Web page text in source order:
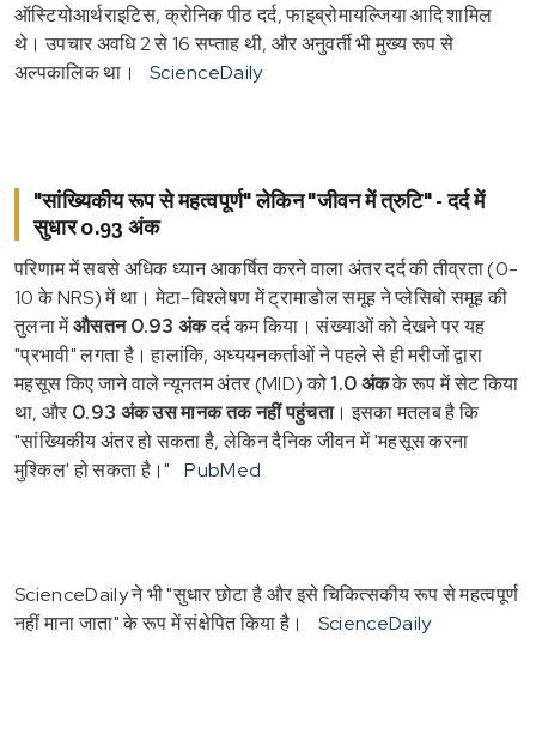
ऑस्टियोआर्थराइटिस, क्रोनिक पीठ दर्द, फाइब्रोमायल्जिया आदि शामिल
थे। उपचार अवधि 2 से 16 सप्ताह थी, और अनुवर्ती भी मुख्य रूप से
अल्पकालिक था।
ScienceDaily
"सांख्यिकीय रूप से महत्वपूर्ण" लेकिन "जीवन में त्रुटि" - दर्द में
सुधार 0.93 अंक
परिणाम में सबसे अधिक ध्यान आकर्षित करने वाला अंतर दर्द की तीव्रता (0-
10 के NRS) में था। मेटा-विश्लेषण में ट्रामाडोल समूह ने प्लेसिबो समूह की
तुलना मेंऔसतन 0.93 अंकदर्द कम किया। संख्याओं को देखने पर यह
"प्रभावी" लगता है। हालांकि, अध्ययनकर्ताओं ने पहले से ही मरीजों द्वारा
महसूस किए जाने वाले न्यूनतम अंतर (MID) को1.0 अंकके रूप में सेट किया
था, और 0.93 अंक उस मानक तक नहीं पहुंचता। इसका मतलब है कि
"सांख्यिकीय अंतर हो सकता है, लेकिन दैनिक जीवन में 'महसूस करना
मुश्किल' हो सकता है।"
PubMed
ScienceDaily ने भी "सुधार छोटा है और इसे चिकित्सकीय रूप से महत्वपूर्ण
नहीं माना जाता" के रूप में संक्षेपित किया है।
ScienceDaily